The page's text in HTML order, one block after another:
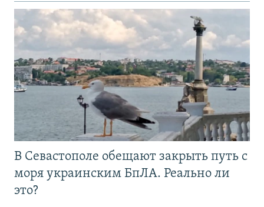
В Севастополе обещают закрыть путь с
моря украинским БпЛА. Реально ли
это?